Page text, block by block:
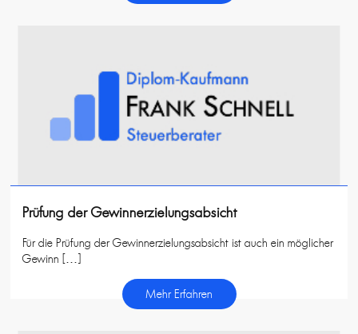
Prüfung der Gewinnerzielungsabsicht
Für die Prüfung der Gewinnerzielungsabsicht ist auch ein möglicher
Gewinn […]
Mehr Erfahren